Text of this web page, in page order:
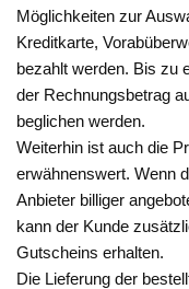
Möglichkeiten zur
Kreditkarte,
bezahlt werden. Bis zu
der Rechnungsbetrag
beglichen werden.
Weiterhin ist auch die
erwähnenswert. Wenn
Anbieter billiger
kann der Kunde
Gutscheins erhalten.
Die Lieferung der